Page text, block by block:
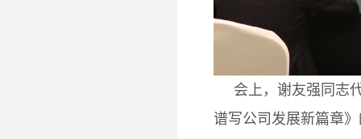
会上，谢友强同志
谱写公司发展新篇章